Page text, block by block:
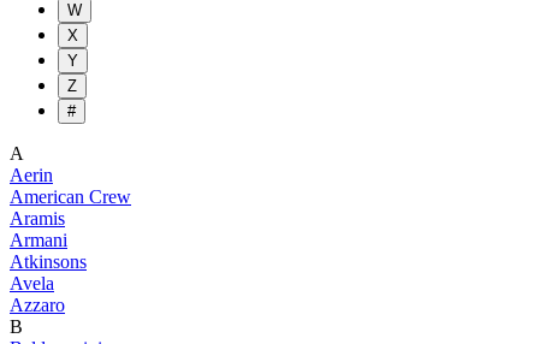
W
X
Y
Z
#
A
Aerin
American Crew
Aramis
Armani
Atkinsons
Avela
Azzaro
B